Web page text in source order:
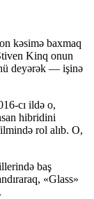
kəsimə baxmaq
Kinq onun
deyərək — işinə
cı ildə o,
hibridini
rol alıb. O,
baş
«Glass»